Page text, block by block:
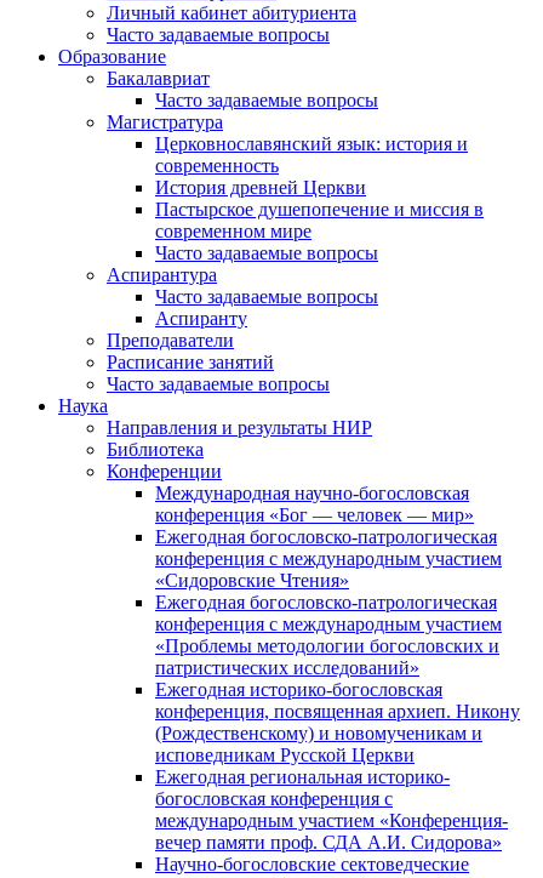
Личный кабинет абитуриента
Часто задаваемые вопросы
Образование
Бакалавриат
Часто задаваемые вопросы
Магистратура
Церковнославянский язык: история и
современность
История древней Церкви
Пастырское душепопечение и миссия в
современном мире
Часто задаваемые вопросы
Аспирантура
Часто задаваемые вопросы
Аспиранту
Преподаватели
Расписание занятий
Часто задаваемые вопросы
Наука
Направления и результаты НИР
Библиотека
Конференции
Международная научно-богословская
конференция «Бог — человек — мир»
Ежегодная богословско-патрологическая
конференция с международным участием
«Сидоровские Чтения»
Ежегодная богословско-патрологическая
конференция с международным участием
«Проблемы методологии богословских и
патристических исследований»
Ежегодная историко-богословская
конференция, посвященная архиеп. Никону
(Рождественскому) и новомученикам и
исповедникам Русской Церкви
Ежегодная региональная историко-
богословская конференция с
международным участием «Конференция-
вечер памяти проф. СДА А.И. Сидорова»
Научно-богословские сектоведческие